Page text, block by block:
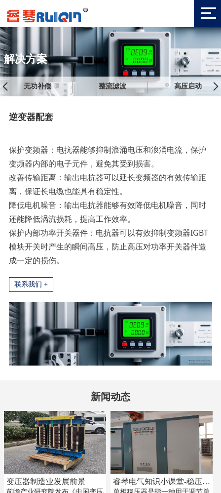
解决方案
无功补偿 整流滤波 高压启动
逆变器配套
保护变频器：电抗器能够抑制浪涌电压和浪涌电流，保护
变频器内部的电子元件，避免其受到损害。
改善传输距离：输出电抗器可以延长变频器的有效传输距
离，保证长电缆也能具有稳定性。
降低电机噪音：输出电抗器能够有效降低电机噪音，同时
还能降低涡流损耗，提高工作效率。
保护内部功率开关器件：电抗器可以有效抑制变频器IGBT
模块开关时产生的瞬间高压，防止高压对功率开关器件造
成一定的损伤。
联系我们 +
新闻动态
变压器制造业发展前景 睿琴电气知识小课堂-稳压器-三相稳压器-单相稳压器